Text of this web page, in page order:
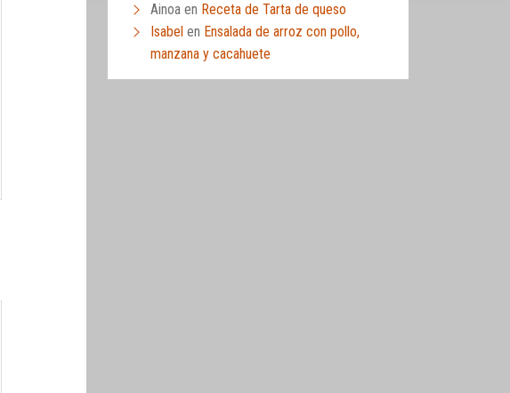
Ainoa en Receta de Tarta de queso
Isabel en Ensalada de arroz con pollo,
manzana y cacahuete